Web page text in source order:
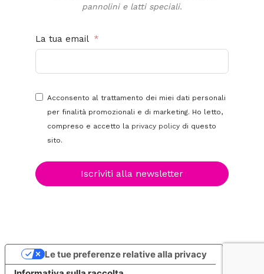
pannolini e latti speciali.
La tua email
Acconsento al trattamento dei miei dati personali
per finalità promozionali e di marketing. Ho letto,
compreso e accetto la privacy policy di questo
sito.
Iscriviti alla newsletter
Le tue preferenze relative alla privacy